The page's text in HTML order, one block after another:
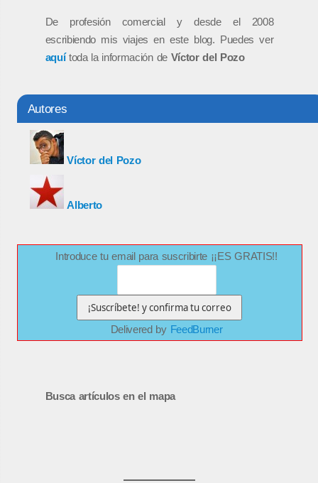
De profesión comercial y desde el 2008
escribiendo mis viajes en este blog. Puedes ver
aquítoda la información de Víctor del Pozo
Autores
Víctor del Pozo
Alberto
Introduce tu email para suscribirte ¡¡ES GRATIS!!
Delivered by FeedBurner
Busca artículos en el mapa